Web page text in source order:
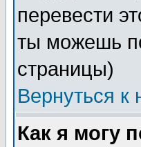
перевести
ты можешь
страницы)
Вернуться к
Как я могу